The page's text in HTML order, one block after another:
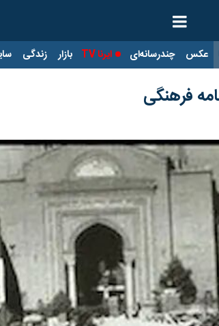
عکس چندرسانه‌ای ایرنا TV بازار زندگی